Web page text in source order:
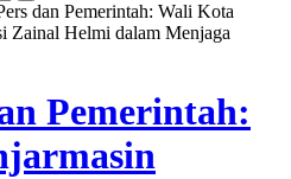
dan Pemerintah: Wali Kota
Zainal Helmi dalam Menjaga
Pemerintah: